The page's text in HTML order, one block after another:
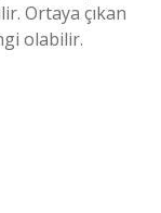
Ortaya çıkan
olabilir.